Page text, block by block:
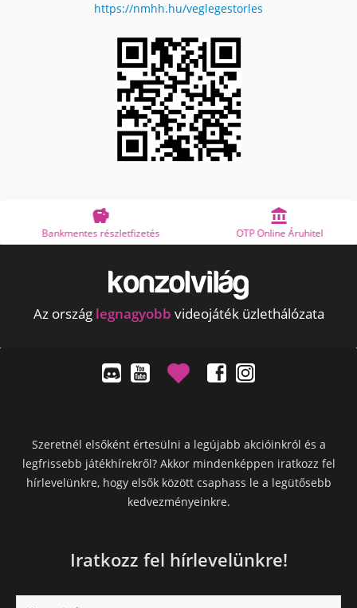
https://nmhh.hu/veglegestorles

Bankmentes részletfizetés

OTP Online Áruhitel
Az ország legnagyobb videojáték üzlethálózata
Szeretnél elsőként értesülni a legújabb akcióinkról és a
legfrissebb játékhírekről? Akkor mindenképpen iratkozz fel
hírlevelünkre, hogy elsők között csaphass le a legütősebb
kedvezményeinkre.
Iratkozz fel hírlevelünkre!